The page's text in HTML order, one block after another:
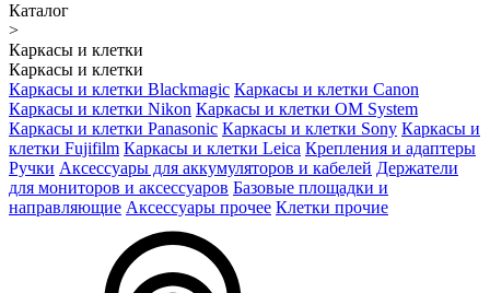
Каталог
>
Каркасы и клетки
Каркасы и клетки
Каркасы и клетки Blackmagic Каркасы и клетки Canon
Каркасы и клетки Nikon Каркасы и клетки OM System
Каркасы и клетки Panasonic Каркасы и клетки Sony Каркасы и
клетки Fujifilm Каркасы и клетки Leica Крепления и адаптеры
Ручки Аксессуары для аккумуляторов и кабелей Держатели
для мониторов и аксессуаров Базовые площадки и
направляющие Аксессуары прочее Клетки прочие